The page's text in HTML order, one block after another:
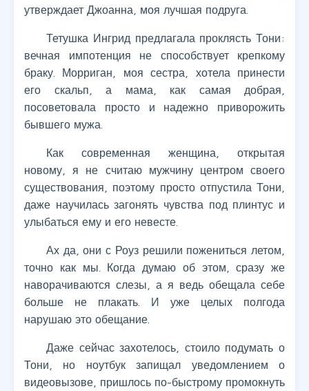
утверждает Джоанна, моя лучшая подруга.
Тетушка Ингрид предлагала проклясть Тони:
вечная импотенция не способствует крепкому
браку. Морриган, моя сестра, хотела принести
его скальп, а мама, как самая добрая,
посоветовала просто и надежно приворожить
бывшего мужа.
Как современная женщина, открытая
новому, я не считаю мужчину центром своего
существования, поэтому просто отпустила Тони,
даже научилась загонять чувства под плинтус и
улыбаться ему и его невесте.
Ах да, они с Роуз решили пожениться летом,
точно как мы. Когда думаю об этом, сразу же
наворачиваются слезы, а я ведь обещала себе
больше не плакать. И уже целых полгода
нарушаю это обещание.
Даже сейчас захотелось, стоило подумать о
Тони, но ноутбук запищал уведомлением о
видеовызове, пришлось по-быстрому промокнуть